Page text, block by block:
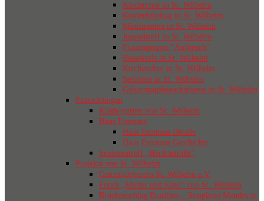
Kinderchor in St. Wilhelm
Kinderbibeltag in St. Wilhelm
Ministranten in St. Wilhelm
Jugendtreff in St. Wilhelm
Frauengruppe "Aufbruch"
Basarkreis in St. Wilhelm
Kirchenchor in St. Wilhelm
Senioren in St. Wilhelm
Geburtstagsbesuchsdienst in St. Wilhelm
Einrichtungen
Kindergarten von St. Wilhelm
Haus Emmaus
Haus Emmaus Details
Haus Emmaus Geschichte
Seniorentreff „Herthastraße“
Projekte von St. Wilhelm
Gemeindeverein St. Wilhelm e.V.
Fonds „Mutter und Kind“ von St. Wilhelm
Brückenschlag Brasilien – Simplicio Mendes in